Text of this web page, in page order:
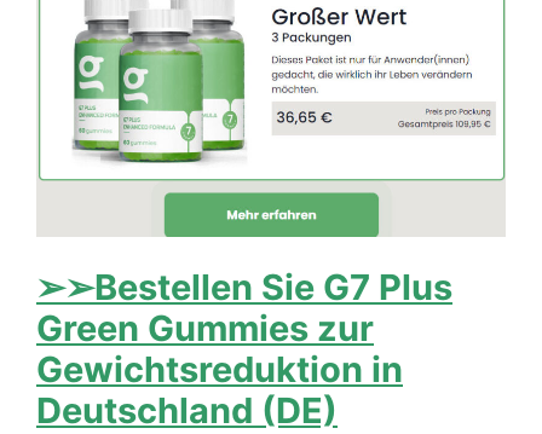
➢➢Bestellen Sie G7 Plus
Green Gummies zur
Gewichtsreduktion in
Deutschland (DE)